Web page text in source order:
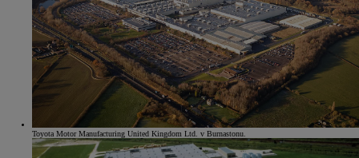
Toyota Motor Manufacturing United Kingdom Ltd. v Burnastonu.